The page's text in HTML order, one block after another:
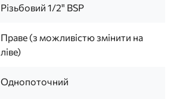
Різьбовий 1/2" BSP
Праве (з можливістю змінити на
ліве)
Однопоточний